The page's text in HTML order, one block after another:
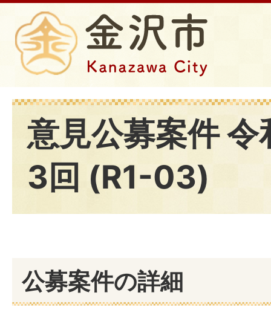
意見公募案件 令
3回 (R1-03)
公募案件の詳細